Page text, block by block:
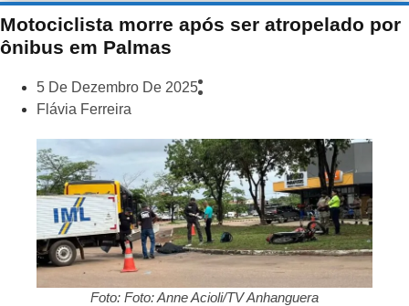
Motociclista morre após ser atropelado por
ônibus em Palmas
5 De Dezembro De 2025
Flávia Ferreira
Foto: Foto: Anne Acioli/TV Anhanguera